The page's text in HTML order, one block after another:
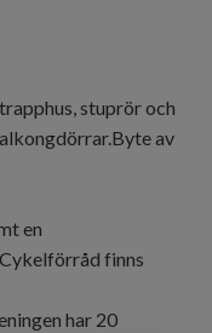
stuprör och
av
en
finns
har 20